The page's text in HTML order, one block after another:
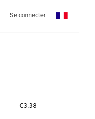
Se connecter
€3.38